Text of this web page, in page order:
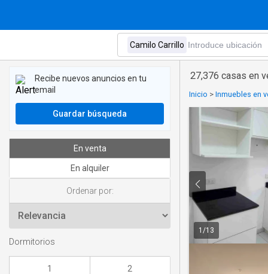
27,376 casas en
Inicio > Inmuebles en
1 /13
Recibe nuevos anuncios en tu
email
Guardar búsqueda
En venta
En alquiler
Ordenar por:
Dormitorios
1 2